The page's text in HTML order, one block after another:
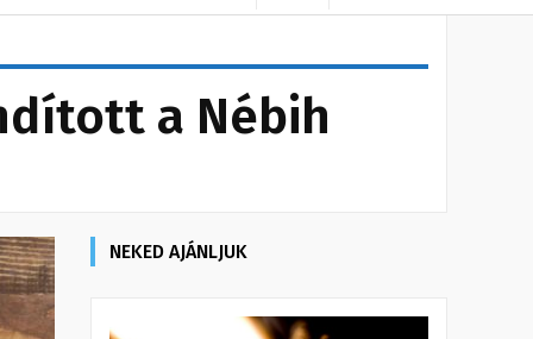
a Nébih
NEKED AJÁNLJUK